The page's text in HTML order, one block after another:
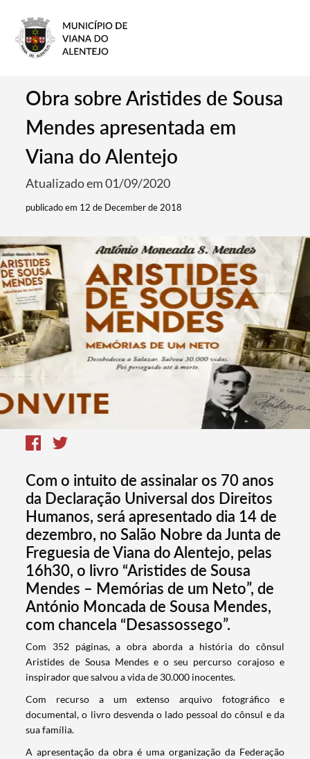
Obra sobre Aristides de Sousa
Mendes apresentada em
Viana do Alentejo
Atualizado em 01/09/2020
publicado em 12 de December de 2018
Com o intuito de assinalar os 70 anos
da Declaração Universal dos Direitos
Humanos, será apresentado dia 14 de
dezembro, no Salão Nobre da Junta de
Freguesia de Viana do Alentejo, pelas
16h30, o livro “Aristides de Sousa
Mendes – Memórias de um Neto”, de
António Moncada de Sousa Mendes,
com chancela “Desassossego”.
​Com 352 páginas, a obra aborda a história do cônsul
Aristides de Sousa Mendes e o seu percurso corajoso e
inspirador que salvou a vida de 30.000 inocentes.
Com recurso a um extenso arquivo fotográfico e
documental, o livro desvenda o lado pessoal do cônsul e da
sua família.
A apresentação da obra é uma organização da Federação